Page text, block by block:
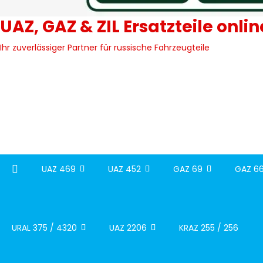
UAZ, GAZ & ZIL Ersatzteile
Ihr zuverlässiger Partner für russische Fahrzeugteile
UAZ 469 UAZ 452 GAZ 69 GAZ
URAL 375 / 4320 UAZ 2206 KRAZ 255 / 256